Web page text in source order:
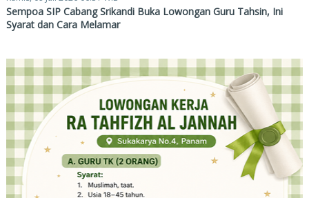
Sempoa SIP Cabang Srikandi Buka Lowongan Guru Tahsin, Ini
Syarat dan Cara Melamar